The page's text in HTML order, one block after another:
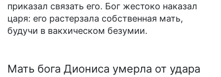
приказал связать его. Бог жестоко наказал
царя: его растерзала собственная мать,
будучи в вакхическом безумии.
Мать бога Диониса умерла от удара